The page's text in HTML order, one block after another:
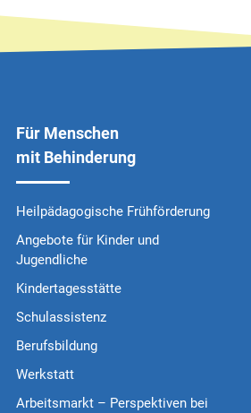
Für Menschen
mit Behinderung
Heilpädagogische Frühförderung
Angebote für Kinder und
Jugendliche
Kindertagesstätte
Schulassistenz
Berufsbildung
Werkstatt
Arbeitsmarkt – Perspektiven bei